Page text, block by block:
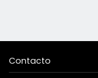
Contacto